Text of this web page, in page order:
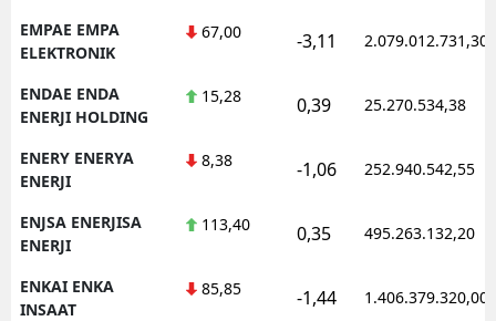
EMPAE EMPA
ELEKTRONIK
67,00 -3,11 2.079.012.731,30
ENDAE ENDA
ENERJI HOLDING
15,28 0,39 25.270.534,38
ENERY ENERYA
ENERJI
8,38 -1,06 252.940.542,55
ENJSA ENERJISA
ENERJI
113,40 0,35 495.263.132,20
ENKAI ENKA
INSAAT
85,85 -1,44 1.406.379.320,00